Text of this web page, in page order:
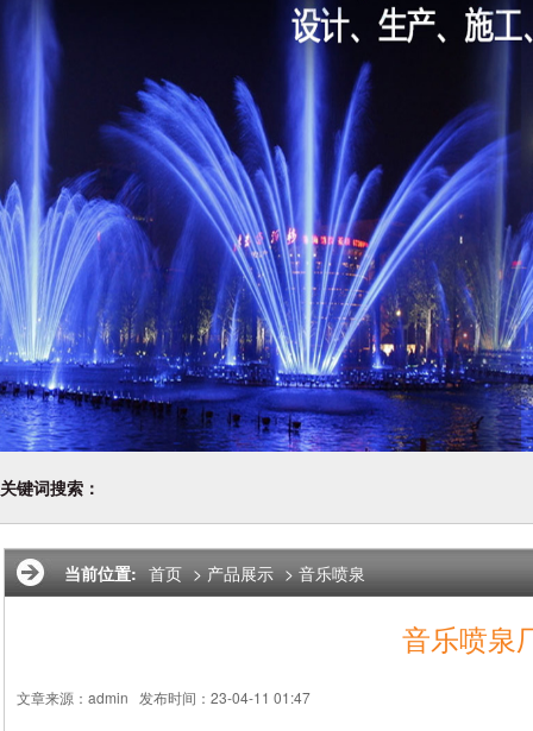
关键词搜索：
当前位置: 首页 >产品展示 >音乐喷泉
音乐喷泉
文章来源：admin 发布时间：23-04-11 01:47